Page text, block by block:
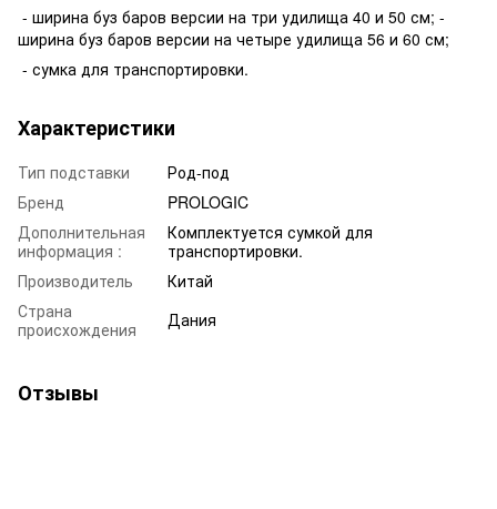
- ширина буз баров версии на три удилища 40 и 50 см; -
ширина буз баров версии на четыре удилища 56 и 60 см;
- сумка для транспортировки.
Характеристики
Тип подставки
Род-под
Бренд
PROLOGIC
Дополнительная
информация :
Комплектуется сумкой для
транспортировки.
Производитель
Китай
Страна
происхождения
Дания
Отзывы